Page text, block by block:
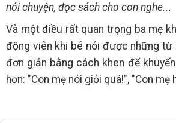
nói chuyện, đọc sách cho con nghe...
Và một điều rất quan trọng ba mẹ
động viên khi bé nói được những từ
đơn giản bằng cách khen để
hơn: "Con mẹ nói giỏi quá!", "Con mẹ